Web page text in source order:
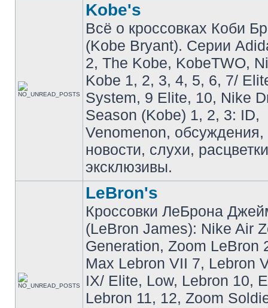
Kobe's
Всё о кроссовках Коби
(Kobe Bryant). Серии
2, The Kobe, KobeTWO,
Kobe 1, 2, 3, 4, 5, 6, 7/
System, 9 Elite, 10, Nike
Season (Kobe) 1, 2, 3: ID,
Venomenon,
новости, слухи,
эксклюзивы.
LeBron's
Кроссовки ЛеБрона
(LeBron James): Nike Air
Generation, Zoom LeBron
Max Lebron VII 7, Lebron
IX/ Elite, Low, Lebron 10,
Lebron 11, 12, Zoom